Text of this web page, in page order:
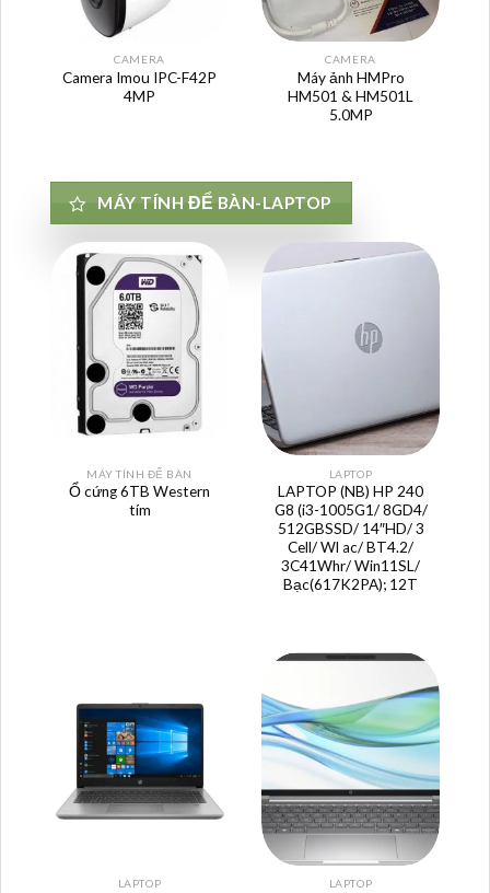
CAMERA
Camera Imou IPC-F42P
4MP
CAMERA
Máy ảnh HMPro
HM501 & HM501L
5.0MP
MÁY TÍNH ĐỂ BÀN-LAPTOP
MÁY TÍNH ĐỂ BÀN
Ổ cứng 6TB Western
tím
LAPTOP
LAPTOP (NB) HP 240
G8 (i3-1005G1/ 8GD4/
512GBSSD/ 14″HD/ 3
Cell/ Wl ac/ BT4.2/
3C41Whr/ Win11SL/
Bạc(617K2PA); 12T
LAPTOP LAPTOP